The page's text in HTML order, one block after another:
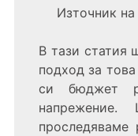
Източник
В тази статия
подход за
си бюджет